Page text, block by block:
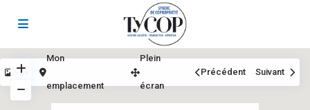
Vue
Mon
emplacement
Plein
écran
Précédent Suivant